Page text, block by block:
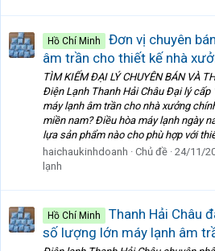
Hồ Chí Minh
Đơn vị chuyên
âm trần cho thiết kế nhà
TÌM KIẾM ĐẠI LÝ CHUYÊN BÁN VÀ
Điện Lạnh Thanh Hải Châu Đại lý cấp
máy lạnh âm trần cho nhà xưởng
miền nam? Điều hòa máy lạnh ngày
lựa sản phẩm nào cho phù hợp với
haichaukinhdoanh
Chủ đề 24/11/
lạnh
Hồ Chí Minh
Thanh Hải Châu
số lượng lớn máy lạnh âm